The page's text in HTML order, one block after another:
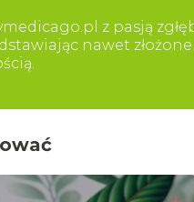
z pasją
nawet